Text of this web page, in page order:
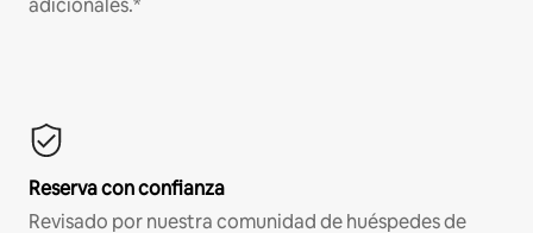
Reserva con confianza
Revisado por nuestra comunidad de huéspedes de